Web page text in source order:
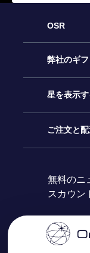
OSR
カスタマー
お問い合わ
ブログ
レビュー
弊社のギフ
Online Star
OSRギフト
OSR ギフ
法人ギフト
星を表示す
星の登録
カスタマ
One
ご注文と
お支払い
配送に関
無料のニ
スカウン